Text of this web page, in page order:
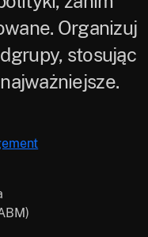
Organizuj
stosując